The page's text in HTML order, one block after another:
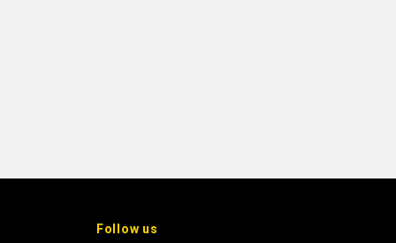
Follow us